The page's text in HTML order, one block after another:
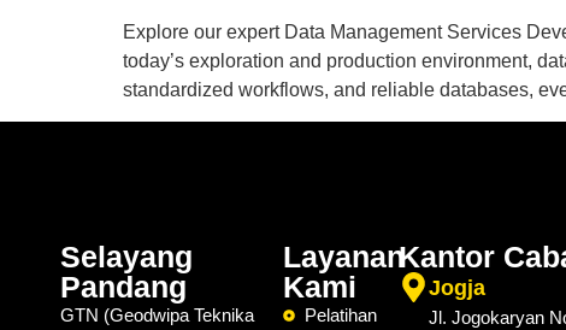
Explore our expert Data Management Services
today’s exploration and production environment,
standardized workflows, and reliable databases,
Selayang
Pandang
GTN (Geodwipa Teknika
Layanan
Kami
Pelatihan
Kantor
Jogja
Jl. Jogokaryan